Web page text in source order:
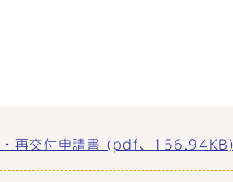
・再交付申請書 (pdf、156.94KB)